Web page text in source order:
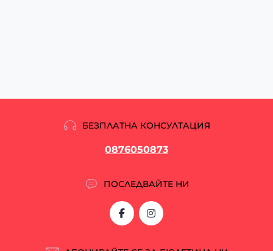
БЕЗПЛАТНА КОНСУЛТАЦИЯ
0876050873
ПОСЛЕДВАЙТЕ НИ